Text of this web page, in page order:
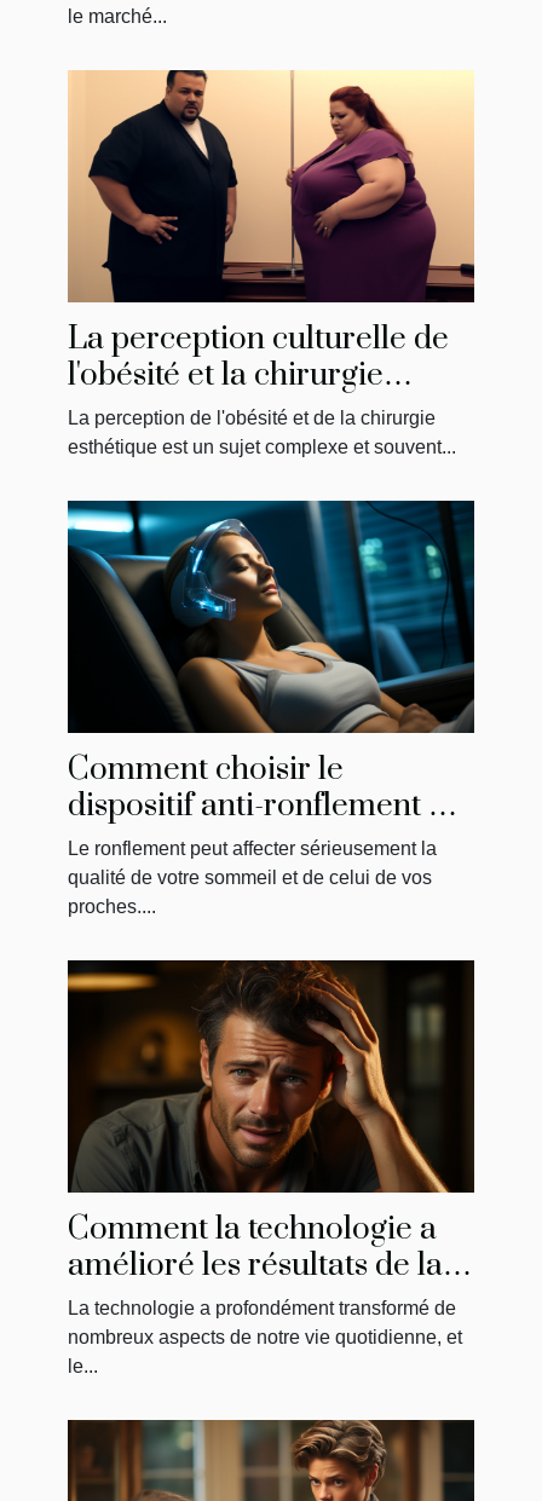
le marché...
La perception culturelle de
l'obésité et la chirurgie
esthétique en Tunisie
La perception de l'obésité et de la chirurgie
esthétique est un sujet complexe et souvent...
Comment choisir le
dispositif anti-ronflement qui
vous convient le mieux
Le ronflement peut affecter sérieusement la
qualité de votre sommeil et de celui de vos
proches....
Comment la technologie a
amélioré les résultats de la
greffe de cheveux
La technologie a profondément transformé de
nombreux aspects de notre vie quotidienne, et
le...